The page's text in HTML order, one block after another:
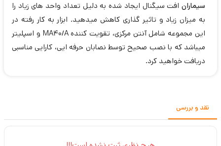
سیماران افت سیگنال ایجاد شده به دلیل تعداد واحد های زیاد را
به میزان زیاد و تاثیر گذاری کاهش میدهید. ابزار به کار رفته در
این مجموعه شامل آنتن مرکزی، تقویت کننده MA40/A و اسپلیتر
میباشد که با نصب صحیح توسط نصابان حرفه ایی، کارایی مناسبی
دریافت خواهید کرد.
نقد و بررسی